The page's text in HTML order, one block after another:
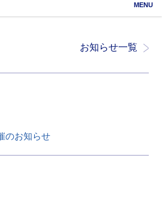
MENU
お知らせ一覧
のお知らせ